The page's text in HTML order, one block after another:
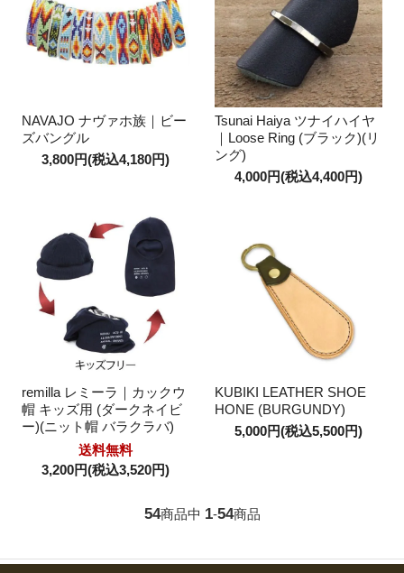
NAVAJO ナヴァホ族｜ビー
ズバングル
3,800円(税込4,180円)
Tsunai Haiya ツナイハイヤ
｜Loose Ring (ブラック)(リ
ング)
4,000円(税込4,400円)
remilla レミーラ｜カックウ
帽 キッズ用 (ダークネイビ
ー)(ニット帽 バラクラバ)
送料無料
3,200円(税込3,520円)
KUBIKI LEATHER SHOE
HONE (BURGUNDY)
5,000円(税込5,500円)
54商品中 1-54商品